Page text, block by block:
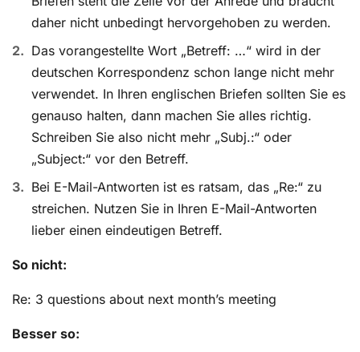
daher nicht unbedingt hervorgehoben zu werden.
Das vorangestellte Wort „Betreff: …“ wird in der
deutschen Korrespondenz schon lange nicht mehr
verwendet. In Ihren englischen Briefen sollten Sie es
genauso halten, dann machen Sie alles richtig.
Schreiben Sie also nicht mehr „Subj.:“ oder
„Subject:“ vor den Betreff.
Bei E-Mail-Antworten ist es ratsam, das „Re:“ zu
streichen. Nutzen Sie in Ihren E-Mail-Antworten
lieber einen eindeutigen Betreff.
So nicht:
Re: 3 questions about next month’s meeting
Besser so: